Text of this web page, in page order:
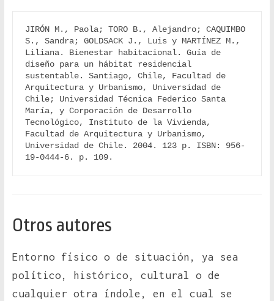
JIRÓN M., Paola; TORO B., Alejandro; CAQUIMBO
S., Sandra; GOLDSACK J., Luis y MARTÍNEZ M.,
Liliana. Bienestar habitacional. Guía de
diseño para un hábitat residencial
sustentable. Santiago, Chile, Facultad de
Arquitectura y Urbanismo, Universidad de
Chile; Universidad Técnica Federico Santa
María, y Corporación de Desarrollo
Tecnológico, Instituto de la Vivienda,
Facultad de Arquitectura y Urbanismo,
Universidad de Chile. 2004. 123 p. ISBN: 956-
19-0444-6. p. 109.
Otros autores
Entorno físico o de situación, ya sea
político, histórico, cultural o de
cualquier otra índole, en el cual se